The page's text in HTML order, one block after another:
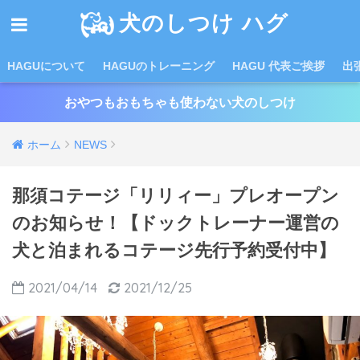
犬のしつけ ハグ
HAGUについて HAGUのトレーニング HAGU 代表ご挨拶 出
おやつもおもちゃも使わない犬のしつけ
ホーム NEWS
那須コテージ「リリィー」プレオープン
のお知らせ！【ドックトレーナー運営の
犬と泊まれるコテージ先行予約受付中】
2021/04/14 2021/12/25